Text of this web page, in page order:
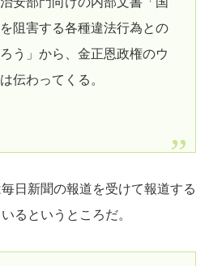
阻害する各種違法行為との
う」から、金正恩政権のウ
伝わってくる。
日新聞の報道を受けて報道する
るというところだ。